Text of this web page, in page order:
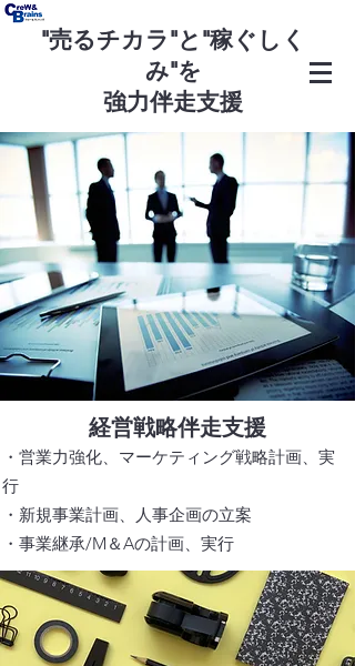
"売るチカラ"と"稼ぐしく
み"を
強力伴走支援
経営戦略伴走支援
・営業力強化、マーケティング戦略計画、実
行
・新規事業計画、人事企画の立案
・事業継承/M＆Aの計画、実行